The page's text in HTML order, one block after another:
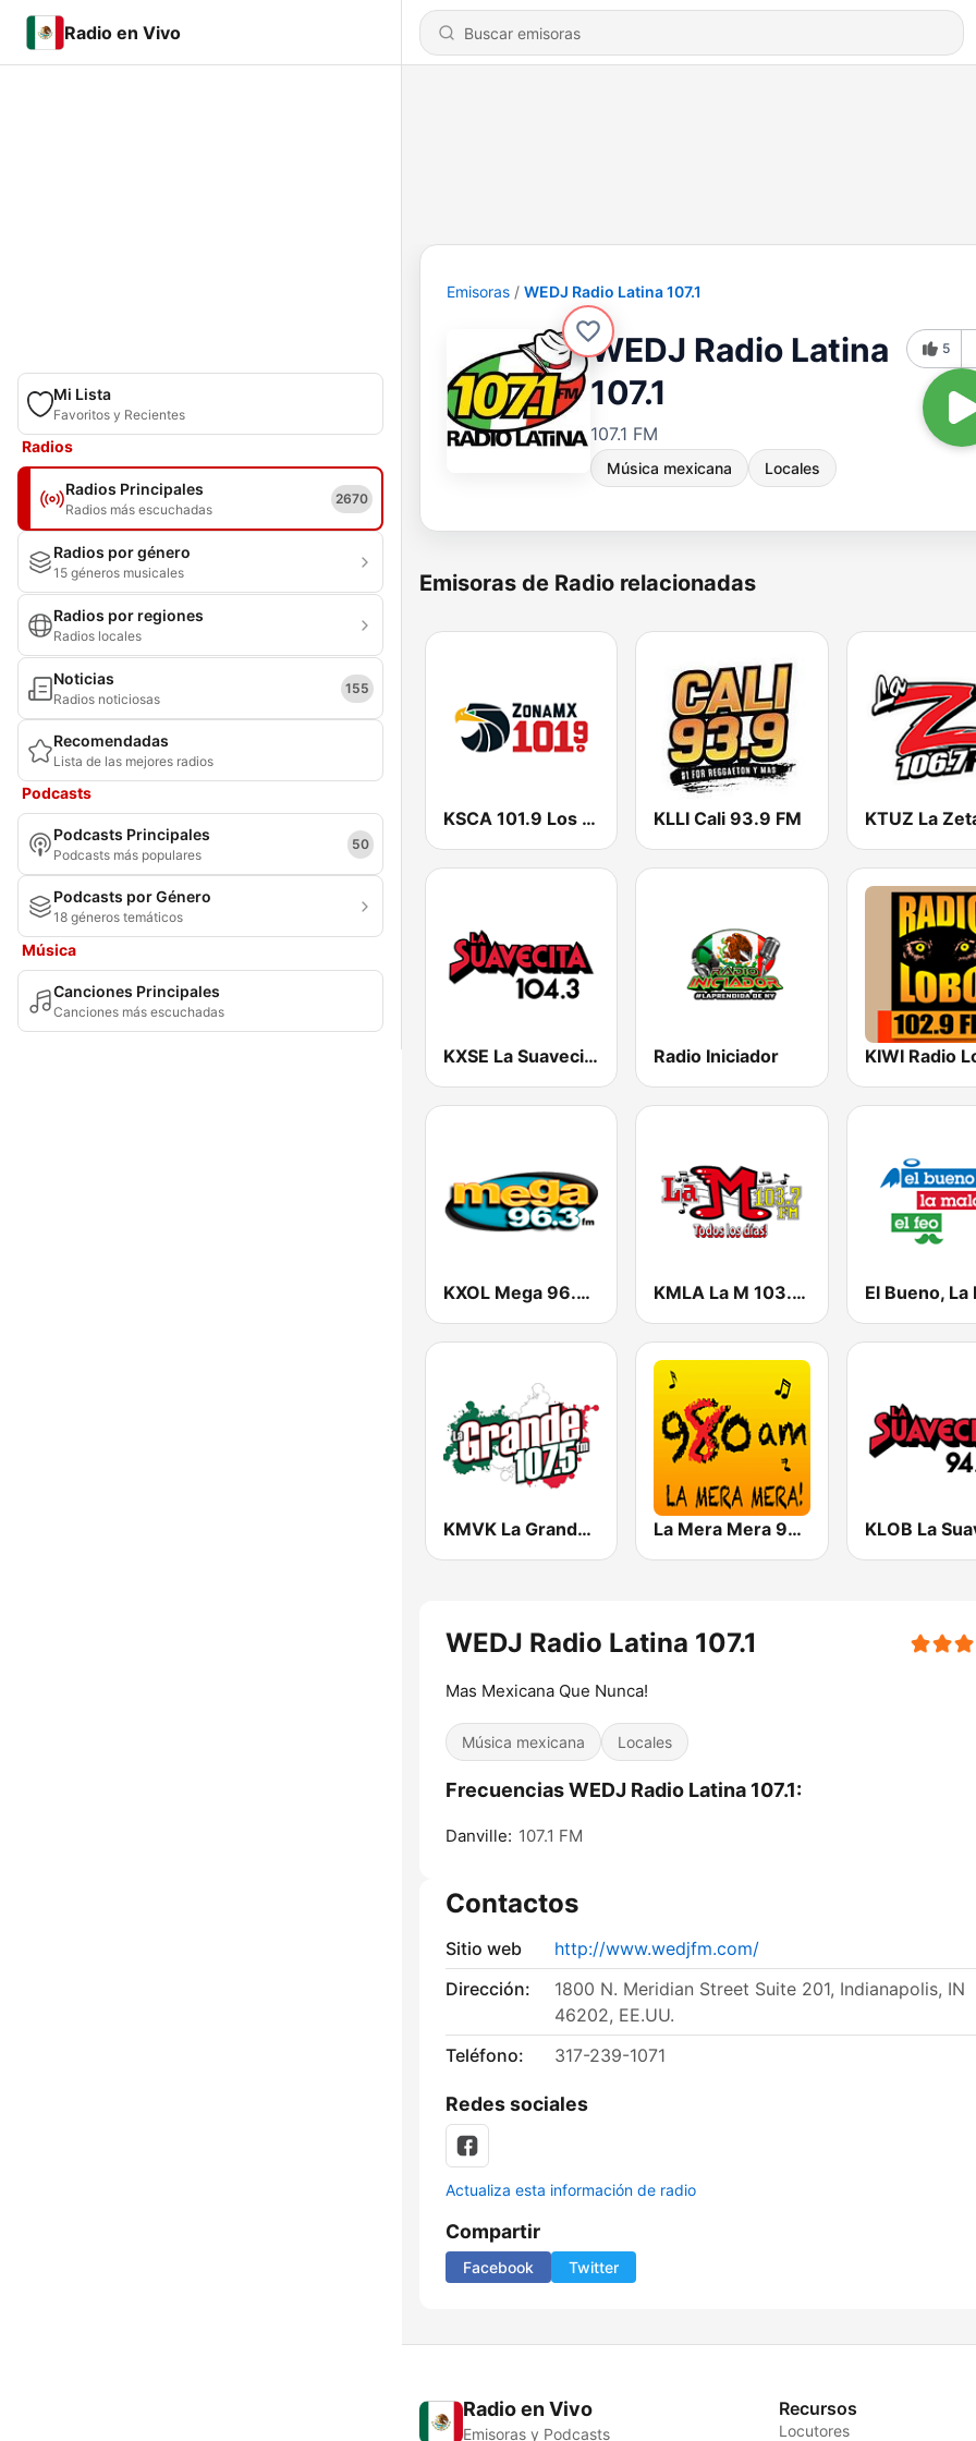
Radio en Vivo
Mi Lista
Favoritos y Recientes
Radios
Radios Principales
Radios más escuchadas
2670
Radios por género
15 géneros musicales
Radios por regiones
Radios locales
Noticias
Radios noticiosas
155
Recomendadas
Lista de las mejores radios
Podcasts
Podcasts Principales
Podcasts más populares
50
Podcasts por Género
18 géneros temáticos
Música
Canciones Principales
Canciones más escuchadas
Emisoras WEDJ Radio Latina 107.1
WEDJ Radio Latina
107.1
107.1 FM
Música mexicana Locales
5
Emisoras de Radio relacionadas
KSCA 101.9 Los Angeles FM (US Only) KLLI Cali 93.9 FM
KXSE La Suavecita 104.3 FM Radio Iniciador
KXOL Mega 96.3 FM KMLA La M 103.7 FM
KMVK La Grande 107.5 FM La Mera Mera 980 AM
WEDJ Radio Latina 107.1
Mas Mexicana Que Nunca!
Música mexicana Locales
Frecuencias WEDJ Radio Latina 107.1:
Danville: 107.1 FM
Contactos
Sitio web
http://www.wedjfm.com/
Dirección:
1800 N. Meridian Street Suite 201, Indianapolis, IN
46202, EE.UU.
Teléfono:
317-239-1071
Redes sociales
Actualiza esta información de radio
Compartir
Facebook Twitter
Radio en Vivo
Emisoras y Podcasts
Recursos
Locutores